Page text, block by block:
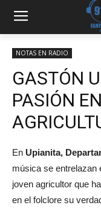
NOTAS EN RADIO
GASTÓN
PASIÓN
En Upianita,
música se entrelazan
joven agricultor que
en el folclore su